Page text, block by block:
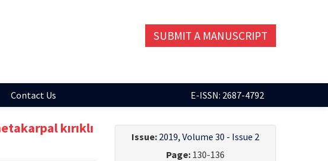
SUBMIT A MANUSCRIPT
Contact Us E-ISSN: 2687-4792
kırıklı
Issue: 2019, Volume 30 - Issue 2
Page: 130-136